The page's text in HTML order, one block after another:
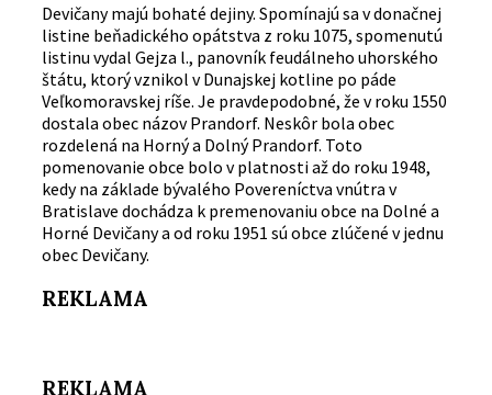
Devičany majú bohaté dejiny. Spomínajú sa v donačnej
listine beňadického opátstva z roku 1075, spomenutú
listinu vydal Gejza l., panovník feudálneho uhorského
štátu, ktorý vznikol v Dunajskej kotline po páde
Veľkomoravskej ríše. Je pravdepodobné, že v roku 1550
dostala obec názov Prandorf. Neskôr bola obec
rozdelená na Horný a Dolný Prandorf. Toto
pomenovanie obce bolo v platnosti až do roku 1948,
kedy na základe bývalého Povereníctva vnútra v
Bratislave dochádza k premenovaniu obce na Dolné a
Horné Devičany a od roku 1951 sú obce zlúčené v jednu
obec Devičany.
REKLAMA
REKLAMA